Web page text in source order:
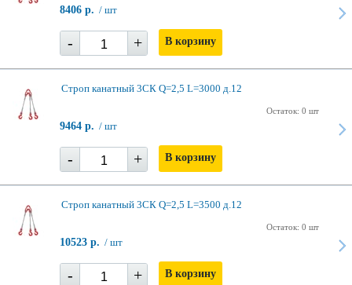
8406 р. / шт
- + В корзину
Строп канатный 3СК Q=2,5 L=3000 д.12
Остаток: 0 шт
9464 р. / шт
- + В корзину
Строп канатный 3СК Q=2,5 L=3500 д.12
Остаток: 0 шт
10523 р. / шт
- + В корзину